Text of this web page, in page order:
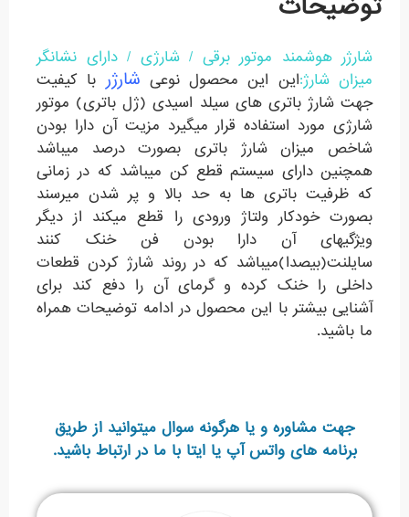
شارژر هوشمند موتور برقی / شارژی / دارای نشانگر
میزان شارژ:این این محصول نوعی شارژر با کیفیت
جهت شارژ باتری های سیلد اسیدی (ژل باتری) موتور
شارژی مورد استفاده قرار میگیرد مزیت آن دارا بودن
شاخص میزان شارژ باتری بصورت درصد میباشد
همچنین دارای سیستم قطع کن میباشد که در زمانی
که ظرفیت باتری ها به حد بالا و پر شدن میرسند
بصورت خودکار ولتاژ ورودی را قطع میکند از دیگر
ویژگیهای آن دارا بودن فن خنک کنند
سایلنت(بیصدا)میباشد که در روند شارژ کردن قطعات
داخلی را خنک کرده و گرمای آن را دفع کند برای
آشنایی بیشتر با این محصول در ادامه توضیحات همراه
ما باشید.
جهت مشاوره و یا هرگونه سوال میتوانید از طریق
برنامه های واتس آپ یا ایتا با ما در ارتباط باشید.